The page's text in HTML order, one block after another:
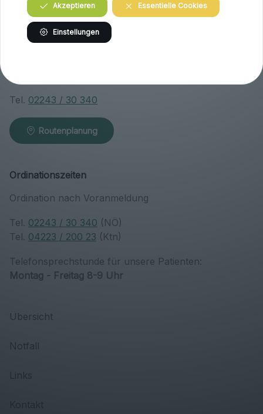
Praxis Klosterneuburg (Niederösterreich)
Wiener Straße 146
Tel. 02243 / 30 340
Routenplanung
Ordinationszeiten
Ordination nach Voranmeldung
Tel. 02243 / 30 340 (NÖ)
Tel. 04223 / 200 23 (Ktn)
Telefonsprechstunde für unsere Patienten:
Montag - Freitag 8-9 Uhr
Übersicht
Notfall
Links
Akzeptieren Essentielle Cookies
Einstellungen